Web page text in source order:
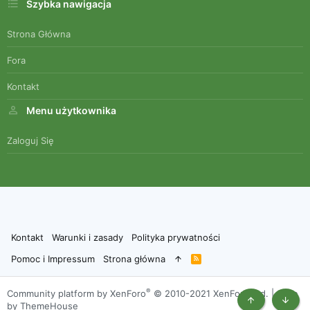
Szybka nawigacja
Strona Główna
Fora
Kontakt
Menu użytkownika
Zaloguj Się
Kontakt Warunki i zasady
Polityka prywatności
Pomoc i Impressum
Strona główna
R
S
S
Community platform by XenForo® © 2010-2021 XenForo Ltd. |Style
by ThemeHouse
Top